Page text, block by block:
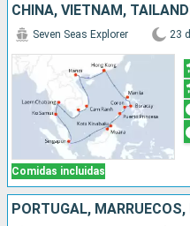
Comidas incluidas
Seven Seas Explorer 23 d